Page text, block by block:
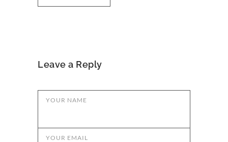
Leave a Reply
YOUR NAME
YOUR EMAIL